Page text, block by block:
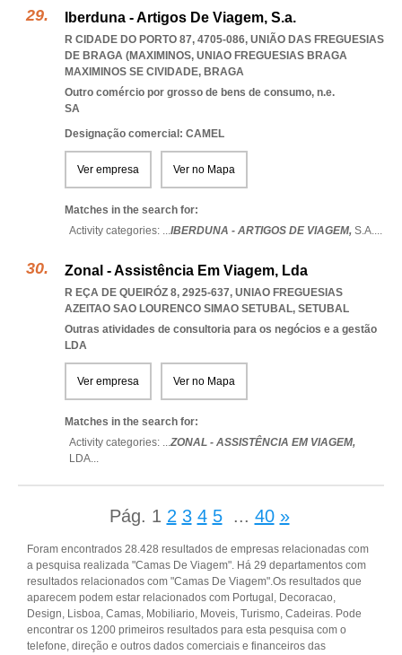
Iberduna - Artigos De Viagem, S.a.
R CIDADE DO PORTO 87, 4705-086, UNIÃO DAS FREGUESIAS
DE BRAGA (MAXIMINOS, UNIAO FREGUESIAS BRAGA
MAXIMINOS SE CIVIDADE, BRAGA
Outro comércio por grosso de bens de consumo, n.e.
SA
Designação comercial: CAMEL
Ver empresa Ver no Mapa
Matches in the search for:
Activity categories: ...IBERDUNA - ARTIGOS DE VIAGEM, S.A....
Zonal - Assistência Em Viagem, Lda
R EÇA DE QUEIRÓZ 8, 2925-637, UNIAO FREGUESIAS
AZEITAO SAO LOURENCO SIMAO SETUBAL, SETUBAL
Outras atividades de consultoria para os negócios e a gestão
LDA
Ver empresa Ver no Mapa
Matches in the search for:
Activity categories: ...ZONAL - ASSISTÊNCIA EM VIAGEM,
LDA...
Pág. 1 2 3 4 5 ... 40 »
Foram encontrados 28.428 resultados de empresas relacionadas com
a pesquisa realizada "Camas De Viagem". Há 29 departamentos com
resultados relacionados com "Camas De Viagem".Os resultados que
aparecem podem estar relacionados com Portugal, Decoracao,
Design, Lisboa, Camas, Mobiliario, Moveis, Turismo, Cadeiras. Pode
encontrar os 1200 primeiros resultados para esta pesquisa com o
telefone, direção e outros dados comerciais e financeiros das